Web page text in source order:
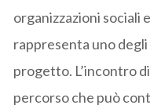
organizzazioni sociali
rappresenta uno
progetto. L’incontro
percorso che può